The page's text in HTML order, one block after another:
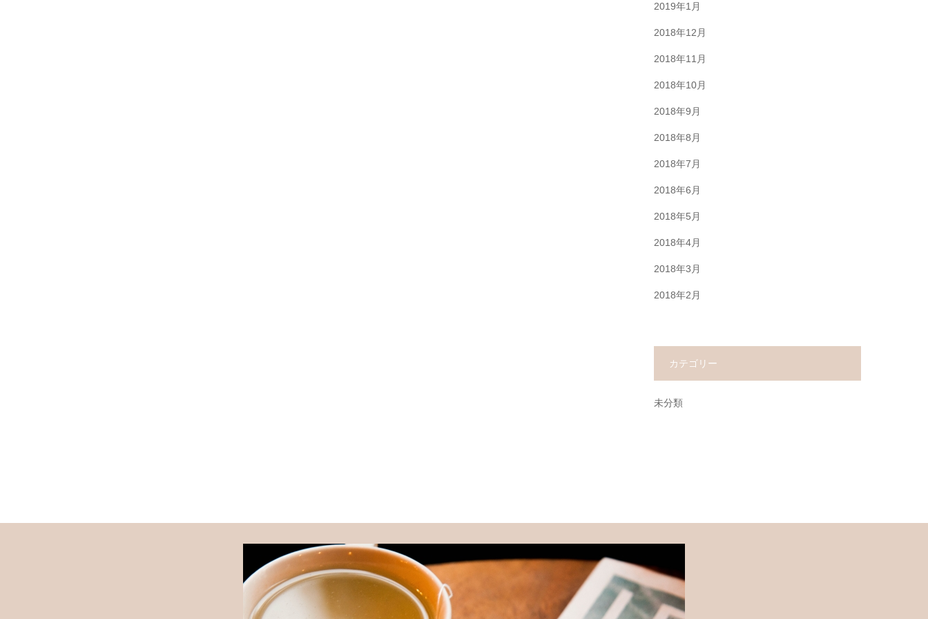
2019年1月
2018年12月
2018年11月
2018年10月
2018年9月
2018年8月
2018年7月
2018年6月
2018年5月
2018年4月
2018年3月
2018年2月
カテゴリー
未分類